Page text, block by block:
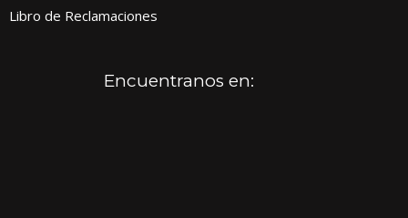
Libro de Reclamaciones
Encuentranos en: